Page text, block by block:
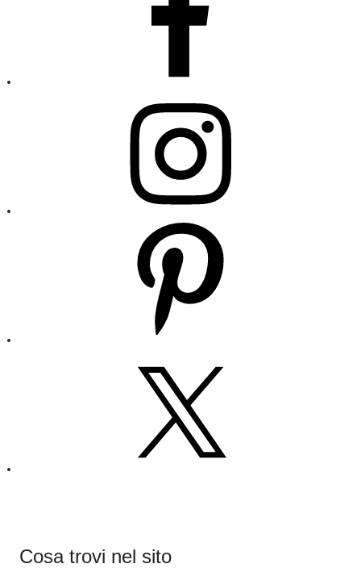
Cosa trovi nel sito